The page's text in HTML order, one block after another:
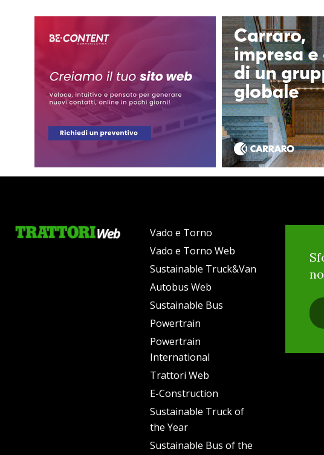
Vado e Torno
Vado e Torno Web
Sustainable Truck&Van
Autobus Web
Sustainable Bus
Powertrain
Powertrain
International
Trattori Web
E-Construction
Sustainable Truck of
the Year
Sustainable Bus of the